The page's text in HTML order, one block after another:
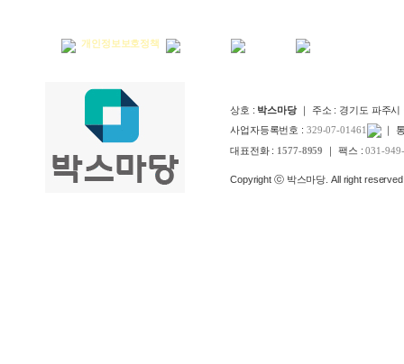
개인정보보호정책
상호 : 박스마당｜ 주소 : 경기도 파주시
사업자등록번호 : 329-07-01461
｜
대표전화 : 1577-8959 ｜ 팩스 :031-
Copyright ⓒ 박스마당. All right